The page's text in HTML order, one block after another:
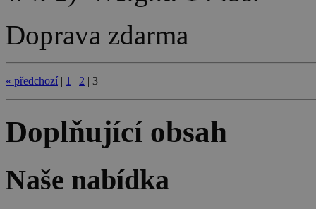
Doprava zdarma
« předchozí | 1 | 2 | 3
Doplňující obsah
Naše nabídka